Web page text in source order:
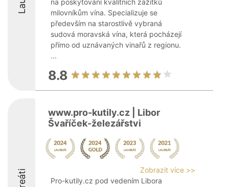
na poskytování kvalitních zážitků
milovníkům vína. Specializuje se
především na starostlivě vybraná
sudová moravská vína, která pocházejí
přímo od uznávaných vinařů z regionu.
...
8.8
www.pro-kutily.cz | Libor
Švaříček-železářstvi
Zobrazit více >>
Pro-kutily.cz pod vedením Libora